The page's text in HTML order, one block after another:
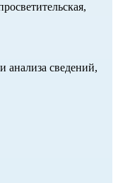
анализа сведений,